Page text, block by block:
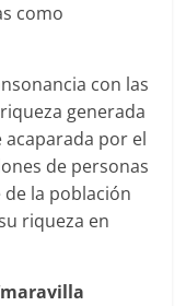
como
con las
generada
acaparada por el
de personas
la población
riqueza en